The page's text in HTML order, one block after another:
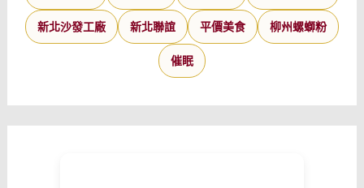
新北沙發工廠 新北聯誼 平價美食 柳州螺螄粉
催眠